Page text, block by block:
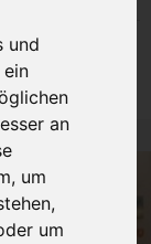
und
ein
an
um
um
|
0